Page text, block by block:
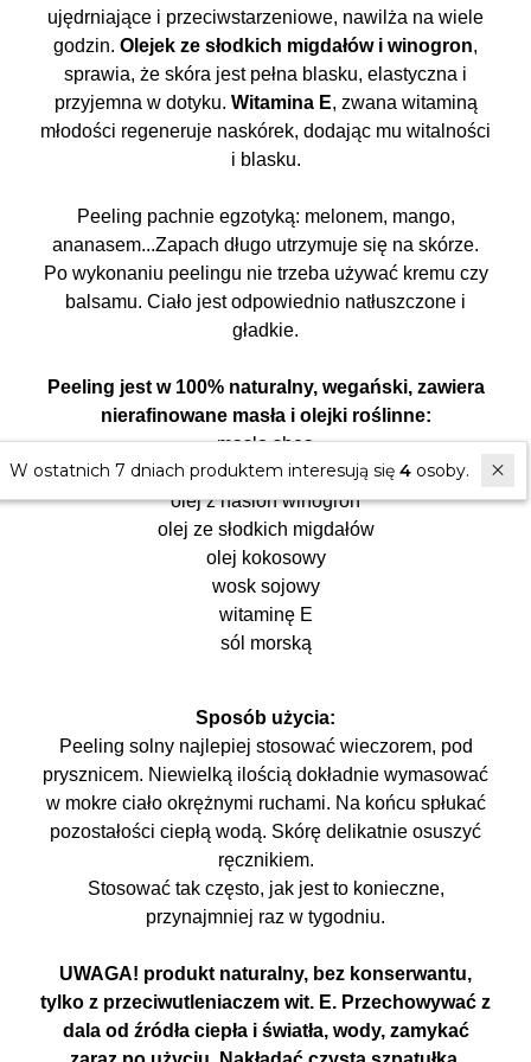
ujędrniające i przeciwstarzeniowe, nawilża na wiele
godzin. Olejek ze słodkich migdałów i winogron,
sprawia, że skóra jest pełna blasku, elastyczna i
przyjemna w dotyku. Witamina E, zwana witaminą
młodości regeneruje naskórek, dodając mu witalności
i blasku.
Peeling pachnie egzotyką: melonem, mango,
ananasem...Zapach długo utrzymuje się na skórze.
Po wykonaniu peelingu nie trzeba używać kremu czy
balsamu. Ciało jest odpowiednio natłuszczone i
gładkie.
Peeling jest w 100% naturalny, wegański, zawiera
nierafinowane masła i olejki roślinne:
masło shea
olej z opuncji
olej z nasion winogron
olej ze słodkich migdałów
olej kokosowy
wosk sojowy
witaminę E
sól morską
Sposób użycia:
Peeling solny najlepiej stosować wieczorem, pod
prysznicem. Niewielką ilością dokładnie wymasować
w mokre ciało okrężnymi ruchami. Na końcu spłukać
pozostałości ciepłą wodą. Skórę delikatnie osuszyć
ręcznikiem.
Stosować tak często, jak jest to konieczne,
przynajmniej raz w tygodniu.
UWAGA! produkt naturalny, bez konserwantu,
tylko z przeciwutleniaczem wit. E. Przechowywać z
dala od źródła ciepła i światła, wody, zamykać
W ostatnich 7 dniach produktem interesują się4 osoby.